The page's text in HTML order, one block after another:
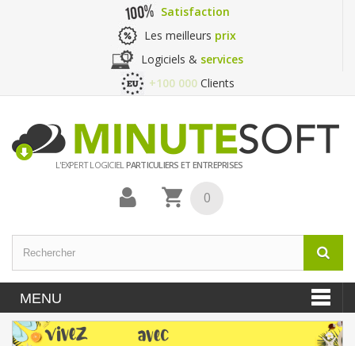
Satisfaction
Les meilleurs prix
Logiciels & services
+100 000 Clients
L'EXPERT LOGICIELPARTICULIERS ET ENTREPRISES
0
MENU